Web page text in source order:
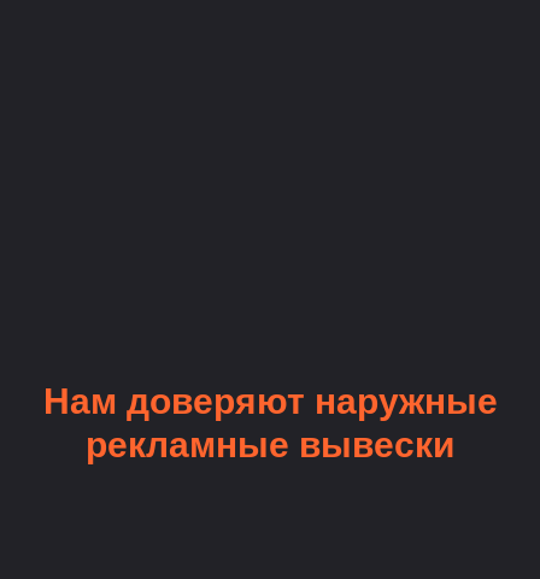
Нам доверяют наружные
рекламные вывески